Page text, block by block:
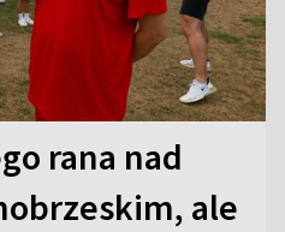
rana nad
ale